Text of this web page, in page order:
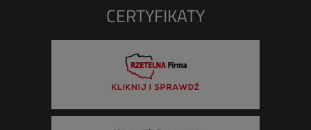
CERTYFIKATY